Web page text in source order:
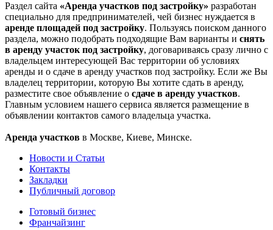
Раздел сайта «Аренда участков под застройку» разработан
специально для предпринимателей, чей бизнес нуждается в
аренде площадей под застройку. Пользуясь поиском данного
раздела, можно подобрать подходящие Вам варианты и снять
в аренду участок под застройку, договариваясь сразу лично с
владельцем интересующей Вас территории об условиях
аренды и о сдаче в аренду участков под застройку. Если же Вы
владелец территории, которую Вы хотите сдать в аренду,
разместите свое объявление о сдаче в аренду участков.
Главным условием нашего сервиса является размещение в
объявлении контактов самого владельца участка.
Аренда участков в Москве, Киеве, Минске.
Новости и Статьи
Контакты
Закладки
Публичный договор
Готовый бизнес
Франчайзинг